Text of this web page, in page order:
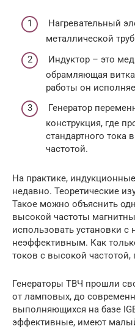
Нагревательный
металлической
Индуктор – это
обрамляющая
работы он
Генератор
конструкция, где
стандартного тока
частотой.
На практике,
недавно. Теоретические
Такое можно объяснить
высокой частоты
использовать установки с
неэффективным. Как
токов с высокой
Генераторы ТВЧ прошли
от ламповых, до
выполняющихся на базе
эффективные, имеют